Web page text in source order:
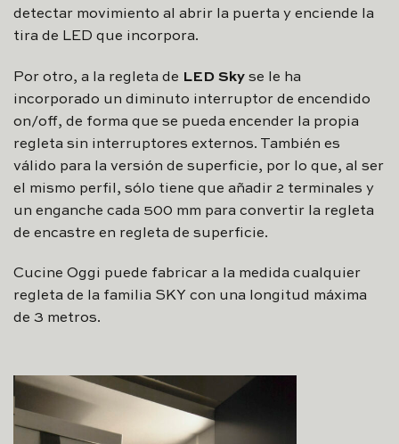
detectar movimiento al abrir la puerta y enciende la
tira de LED que incorpora.
Por otro, a la regleta de LED Sky se le ha
incorporado un diminuto interruptor de encendido
on/off, de forma que se pueda encender la propia
regleta sin interruptores externos. También es
válido para la versión de superficie, por lo que, al ser
el mismo perfil, sólo tiene que añadir 2 terminales y
un enganche cada 500 mm para convertir la regleta
de encastre en regleta de superficie.
Cucine Oggi puede fabricar a la medida cualquier
regleta de la familia SKY con una longitud máxima
de 3 metros.